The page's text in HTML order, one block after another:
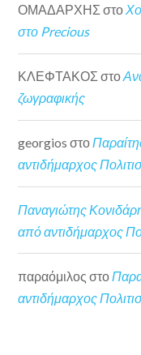
ΟΜΑΔΑΡΧΗΣ στο
στο Precious
ΚΛΕΦΤΑΚΟΣ στο
ζωγραφικής
georgios στο
αντιδήμαρχος
Παναγιώτης
από αντιδήμαρχος
παραόμιλος στο
αντιδήμαρχος